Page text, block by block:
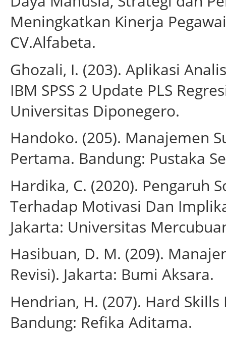
Meningkatkan Kinerja
CV.Alfabeta.
Ghozali, I. (203). Aplikasi
IBM SPSS 2 Update PLS
Universitas Diponegero.
Handoko. (205). Manajemen
Pertama. Bandung: Pustaka
Hardika, C. (2020). Pengaruh
Terhadap Motivasi Dan
Jakarta: Universitas
Hasibuan, D. M. (209).
Revisi). Jakarta: Bumi Aksara.
Hendrian, H. (207). Hard
Bandung: Refika Aditama.